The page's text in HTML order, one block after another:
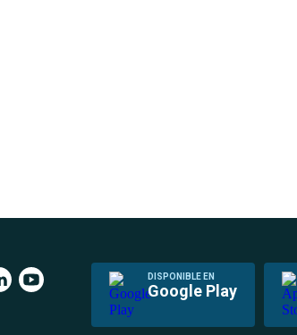
DISPONIBLE EN
Google Play